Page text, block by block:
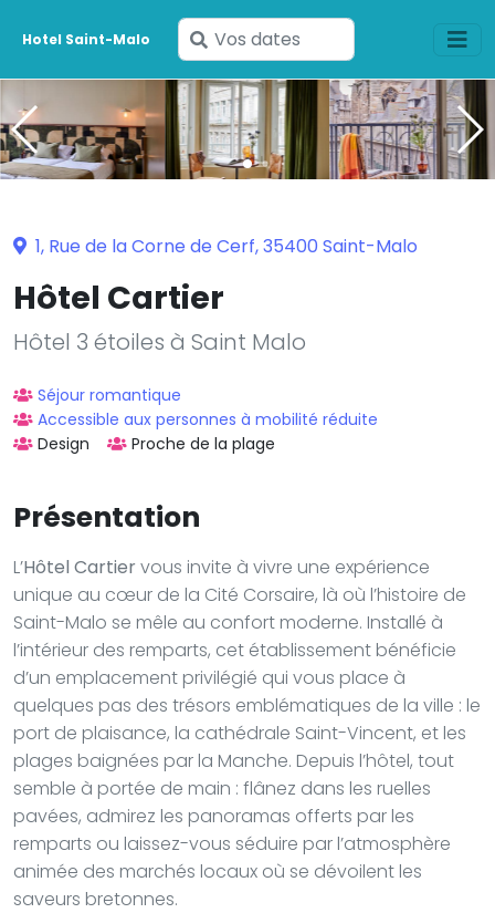
Hotel Saint-Malo
Saisissez
vos
dates
1, Rue de la Corne de Cerf, 35400 Saint-Malo
Hôtel Cartier
Hôtel 3 étoiles à Saint Malo
Séjour romantique
Accessible aux personnes à mobilité réduite
Design
Proche de la plage
Présentation
L’Hôtel Cartiervous invite à vivre une expérience
unique au cœur de la Cité Corsaire, là où l’histoire de
Saint-Malo se mêle au confort moderne. Installé à
l’intérieur des remparts, cet établissement bénéficie
d’un emplacement privilégié qui vous place à
quelques pas des trésors emblématiques de la ville : le
port de plaisance, la cathédrale Saint-Vincent, et les
plages baignées par la Manche. Depuis l’hôtel, tout
semble à portée de main : flânez dans les ruelles
pavées, admirez les panoramas offerts par les
remparts ou laissez-vous séduire par l’atmosphère
animée des marchés locaux où se dévoilent les
saveurs bretonnes.